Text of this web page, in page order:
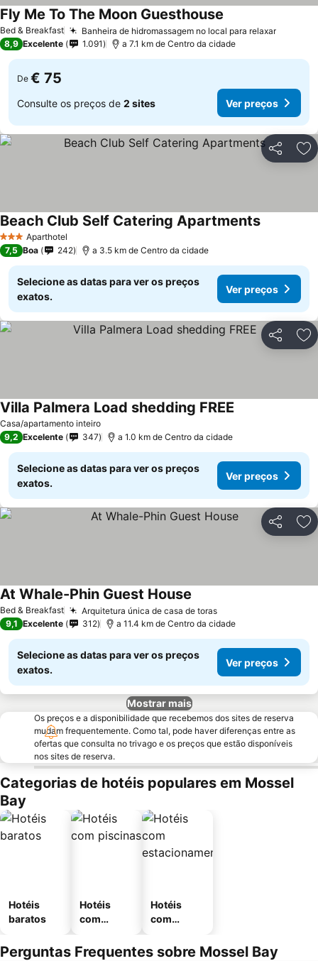
Bed & Breakfast Banheira de hidromassagem no local para relaxarVer
Fly Me To The Moon Guesthouse
8,9 Excelente 1.091 a 7.1 km de Centro da cidade
De € 75
Consulte os preços de 2 sites Ver preços
Partilhar
3 EstrelasAparthotel
Beach Club Self Catering ApartmentsVer preços
7,5 Boa 242 a 3.5 km de Centro da cidade
Selecione as datas para ver os preços
exatos.
Ver preços
Partilhar
Casa/apartamento inteiro
Villa Palmera Load shedding FREE
9,2 Excelente 347 a 1.0 km de Centro da cidade
Selecione as datas para ver os preços
exatos.
Ver preços
Partilhar
Bed & Breakfast Arquitetura única de casa de torasVer preços
At Whale-Phin Guest House
9,1 Excelente 312 a 11.4 km de Centro da cidade
Selecione as datas para ver os preços
exatos.
Ver preços
Mostrar mais
Os preços e a disponibilidade que recebemos dos sites de reserva
mudam frequentemente. Como tal, pode haver diferenças entre as
ofertas que consulta no trivago e os preços que estão disponíveis
nos sites de reserva.
Categorias de hotéis populares em Mossel
Bay
Hotéis
baratos
Hotéis
com
Hotéis
com
mento
Perguntas Frequentes sobre Mossel Bay